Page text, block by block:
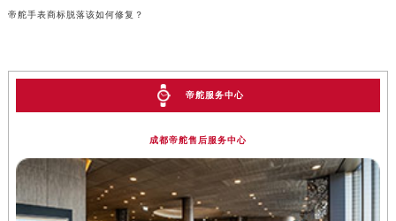
帝舵手表商标脱落该如何修复？
帝舵服务中心
成都帝舵售后服务中心